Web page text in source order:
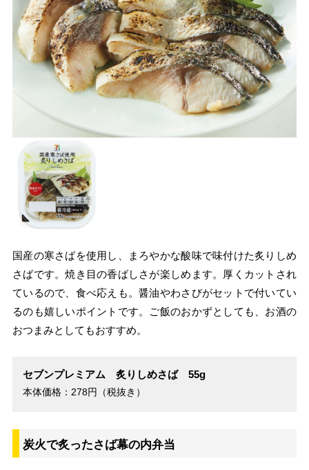
国産の寒さばを使用し、まろやかな酸味で味付けた炙りしめ
さばです。焼き目の香ばしさが楽しめます。厚くカットされ
ているので、食べ応えも。醤油やわさびがセットで付いてい
るのも嬉しいポイントです。ご飯のおかずとしても、お酒の
おつまみとしてもおすすめ。
セブンプレミアム 炙りしめさば 55g
本体価格：278円（税抜き）
炭火で炙ったさば幕の内弁当